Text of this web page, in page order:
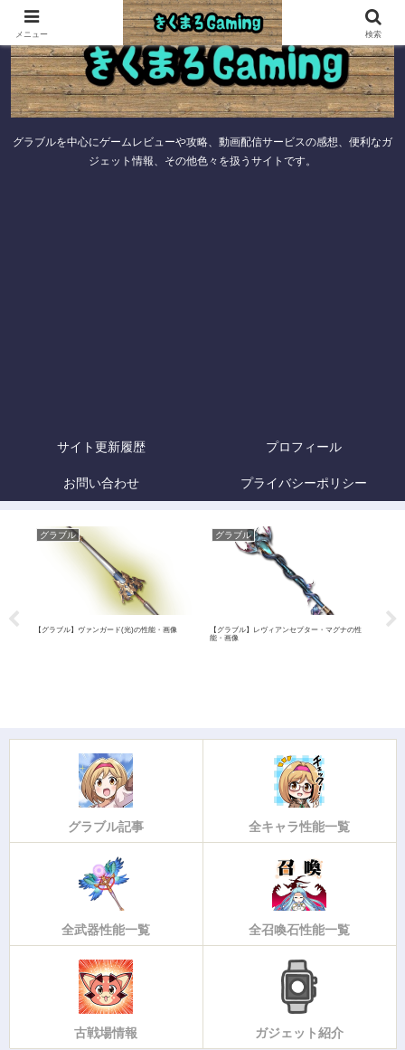
グラブルを中心にゲームレビューや攻略、動画配信サービスの感想、便利なガ
ジェット情報、その他色々を扱うサイトです。
サイト更新履歴 プロフィール
お問い合わせ プライバシーポリシー
グラブル
【グラブル】ヴァンガード(光)の性能・画像
グラブル
【グラブル】レヴィアンセプター・マグナの性
能・画像
グラブル記事 全キャラ性能一覧
全武器性能一覧 全召喚石性能一覧
古戦場情報 ガジェット紹介
メニュー 検索